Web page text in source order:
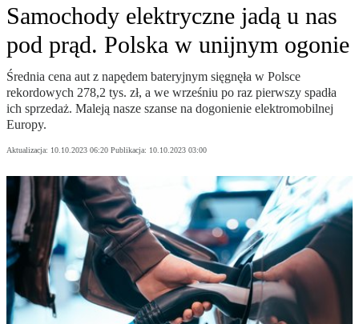
Samochody elektryczne jadą u nas
pod prąd. Polska w unijnym ogonie
Średnia cena aut z napędem bateryjnym sięgnęła w Polsce
rekordowych 278,2 tys. zł, a we wrześniu po raz pierwszy spadła
ich sprzedaż. Maleją nasze szanse na dogonienie elektromobilnej
Europy.
Aktualizacja: 10.10.2023 06:20 Publikacja: 10.10.2023 03:00